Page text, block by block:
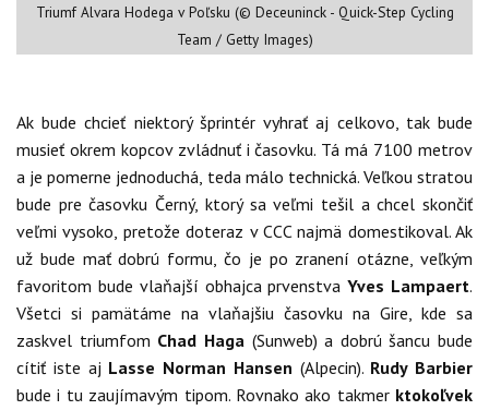
Triumf Alvara Hodega v Poľsku (© Deceuninck - Quick-Step Cycling
Team / Getty Images)
Ak bude chcieť niektorý šprintér vyhrať aj celkovo, tak bude
musieť okrem kopcov zvládnuť i časovku. Tá má 7100 metrov
a je pomerne jednoduchá, teda málo technická. Veľkou stratou
bude pre časovku Černý, ktorý sa veľmi tešil a chcel skončiť
veľmi vysoko, pretože doteraz v CCC najmä domestikoval. Ak
už bude mať dobrú formu, čo je po zranení otázne, veľkým
favoritom bude vlaňajší obhajca prvenstvaYves Lampaert.
Všetci si pamätáme na vlaňajšiu časovku na Gire, kde sa
zaskvel triumfom Chad Haga(Sunweb) a dobrú šancu bude
cítiť iste aj Lasse Norman Hansen (Alpecin). Rudy Barbier
bude i tu zaujímavým tipom. Rovnako ako takmer ktokoľvek